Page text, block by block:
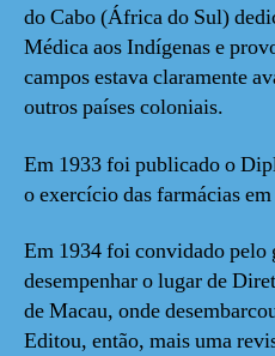
do Cabo (África do Sul)
Médica aos Indígenas e
campos estava claramente
outros países coloniais.
Em 1933 foi publicado o
o exercício das farmácias
Em 1934 foi convidado pelo
desempenhar o lugar de
de Macau, onde
Editou, então, mais uma